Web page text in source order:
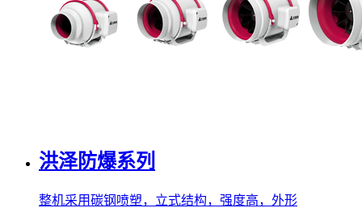
洪泽防爆系列
整机采用碳钢喷塑，立式结构，强度高，外形